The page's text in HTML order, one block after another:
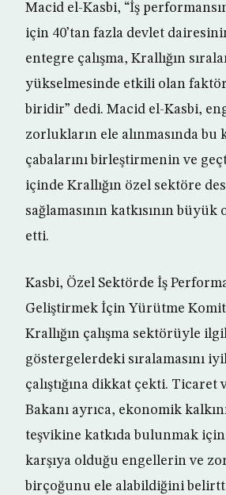
Macid el-Kasbi, “İş
için 40’tan fazla devlet
entegre çalışma, Krallığın
yükselmesinde etkili olan
biridir” dedi. Macid el-Kasbi,
zorlukların ele alınmasında bu
çabalarını birleştirmenin ve
içinde Krallığın özel sektöre
sağlamasının katkısının
etti.
Kasbi, Özel Sektörde İş
Geliştirmek İçin Yürütme
Krallığın çalışma sektörüyle
göstergelerdeki sıralamasını
çalıştığına dikkat çekti. Ticaret
Bakanı ayrıca, ekonomik
teşvikine katkıda bulunmak
karşıya olduğu engellerin ve
birçoğunu ele alabildiğini